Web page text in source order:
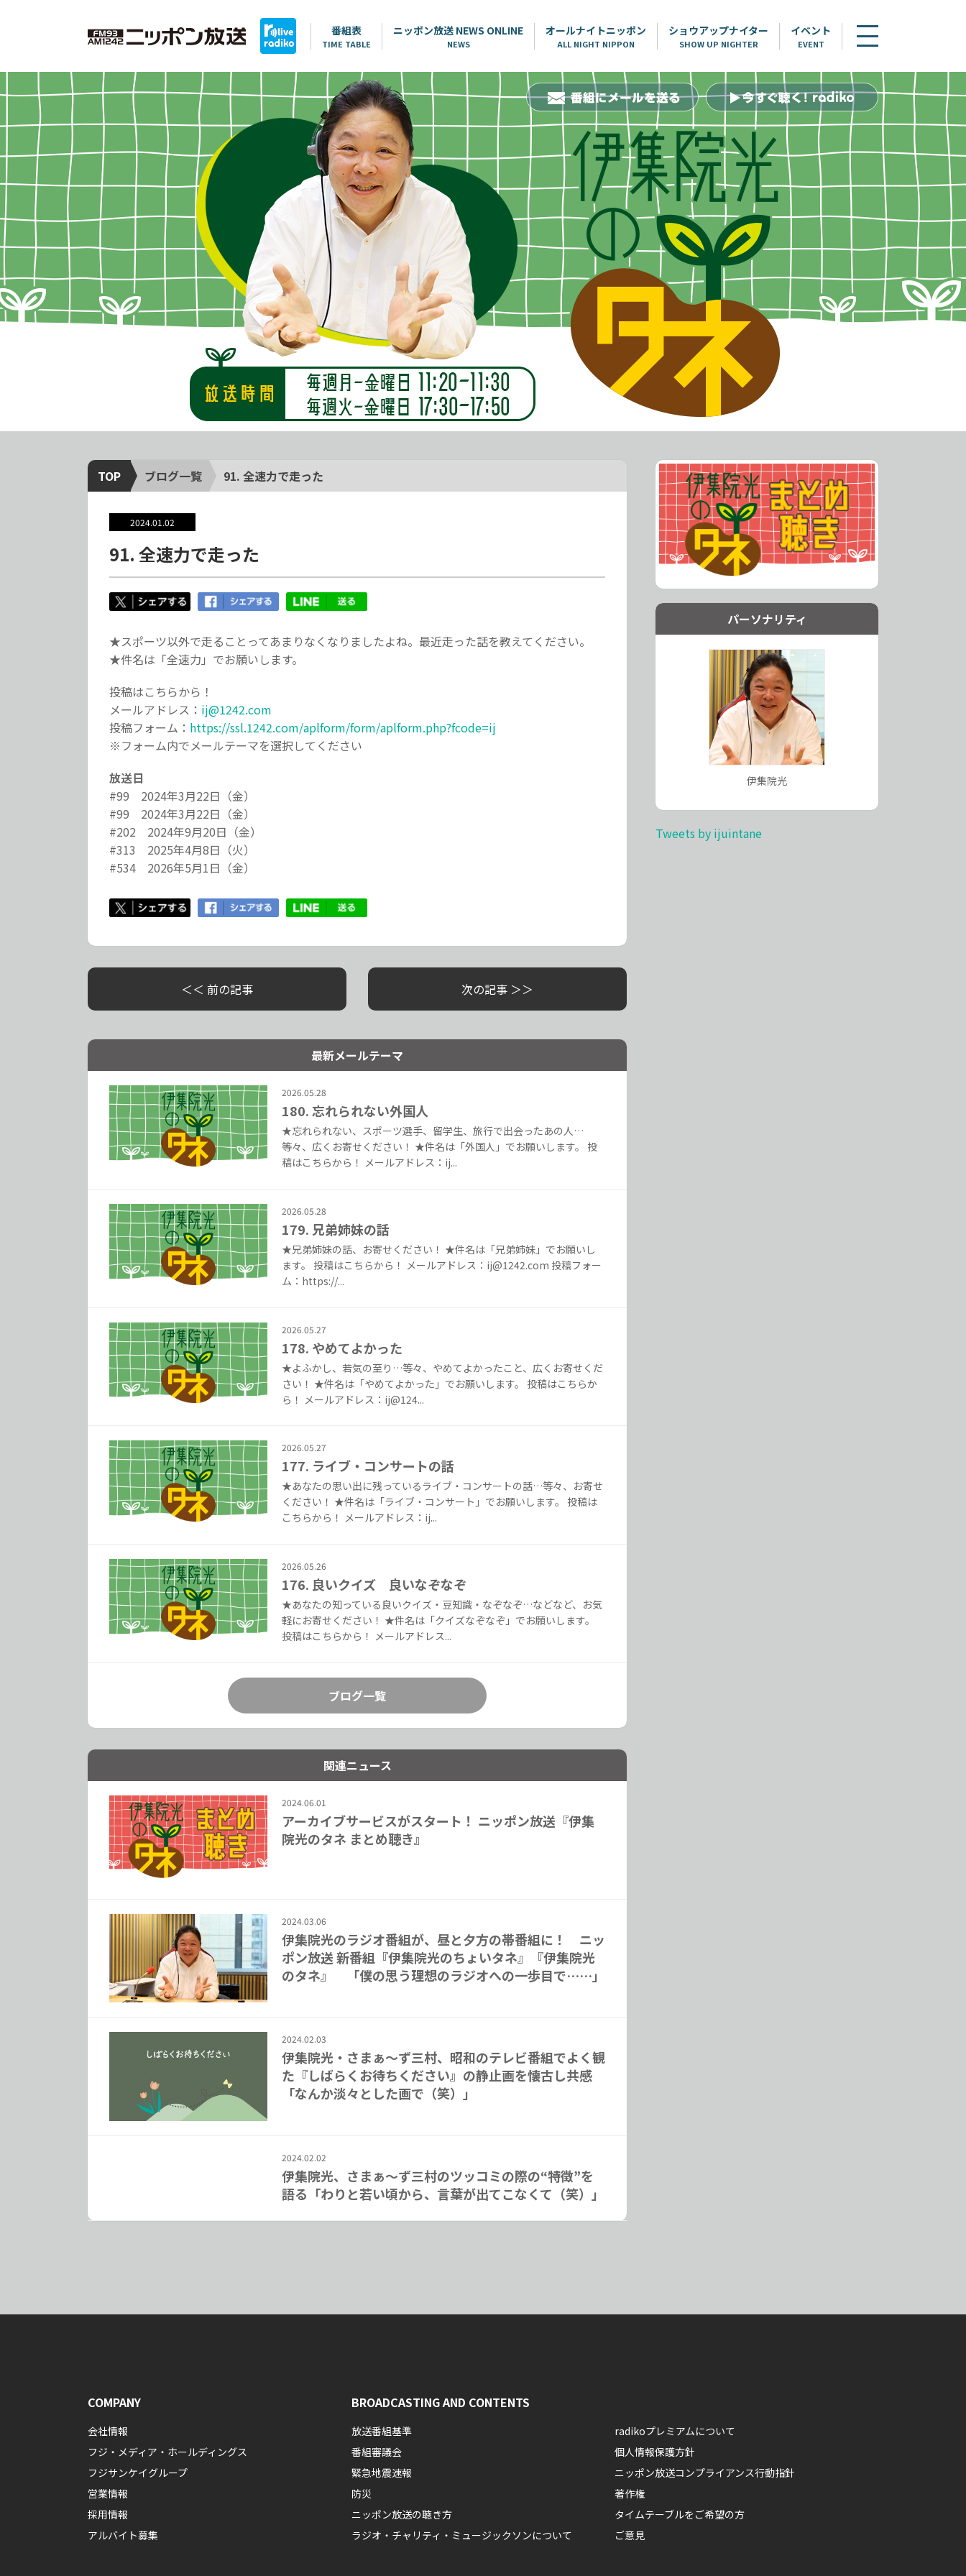
番組表
TIME TABLE
ニッポン放送 NEWS ONLINE
NEWS
オールナイトニッポン
ALL NIGHT NIPPON
ショウアップナイター
SHOW UP NIGHTER
イベント
EVENT
TOP ブログ一覧 91. 全速力で走った
2024.01.02
91. 全速力で走った
★スポーツ以外で走ることってあまりなくなりましたよね。最近走った話を教えてください。
★件名は「全速力」でお願いします。
投稿はこちらから！
メールアドレス： ij@1242.com
投稿フォーム： https://ssl.1242.com/aplform/form/aplform.php?fcode=ij
※フォーム内でメールテーマを選択してください
放送日
#99 2024年3月22日（金）
#99 2024年3月22日（金）
#202 2024年9月20日（金）
#313 2025年4月8日（火）
#534 2026年5月1日（金）
＜＜ 前の記事 次の記事 ＞＞
最新メールテーマ
2026.05.28
180. 忘れられない外国人
★忘れられない、スポーツ選手、留学生、旅行で出会ったあの人…
等々、広くお寄せください！ ★件名は「外国人」でお願いします。 投
稿はこちらから！ メールアドレス：ij...
2026.05.28
179. 兄弟姉妹の話
★兄弟姉妹の話、お寄せください！ ★件名は「兄弟姉妹」でお願いし
ます。 投稿はこちらから！ メールアドレス：ij@1242.com 投稿フォー
ム：https://...
2026.05.27
178. やめてよかった
★よふかし、若気の至り…等々、やめてよかったこと、広くお寄せくだ
さい！ ★件名は「やめてよかった」でお願いします。 投稿はこちらか
ら！ メールアドレス：ij@124...
2026.05.27
177. ライブ・コンサートの話
★あなたの思い出に残っているライブ・コンサートの話…等々、お寄せ
ください！ ★件名は「ライブ・コンサート」でお願いします。 投稿は
こちらから！ メールアドレス：ij...
2026.05.26
176. 良いクイズ 良いなぞなぞ
★あなたの知っている良いクイズ・豆知識・なぞなぞ…などなど、お気
軽にお寄せください！ ★件名は「クイズなぞなぞ」でお願いします。
投稿はこちらから！ メールアドレス...
ブログ一覧
関連ニュース
2024.06.01
アーカイブサービスがスタート！ ニッポン放送『伊集
院光のタネ まとめ聴き』
2024.03.06
伊集院光のラジオ番組が、昼と夕方の帯番組に！ ニッ
ポン放送 新番組『伊集院光のちょいタネ』『伊集院光
のタネ』 「僕の思う理想のラジオへの一歩目で……」
2024.02.03
伊集院光・さまぁ～ず三村、昭和のテレビ番組でよく観
た『しばらくお待ちください』の静止画を懐古し共感
「なんか淡々とした画で（笑）」
2024.02.02
伊集院光、さまぁ～ず三村のツッコミの際の“特徴”を
語る「わりと若い頃から、言葉が出てこなくて（笑）」
パーソナリティ
伊集院光
Tweets by ijuintane
COMPANY
会社情報
フジ・メディア・ホールディングス
フジサンケイグループ
営業情報
採用情報
アルバイト募集
BROADCASTING AND CONTENTS
放送番組基準
番組審議会
緊急地震速報
防災
ニッポン放送の聴き方
ラジオ・チャリティ・ミュージックソンについて
radikoプレミアムについて
個人情報保護方針
ニッポン放送コンプライアンス行動指針
著作権
タイムテーブルをご希望の方
ご意見